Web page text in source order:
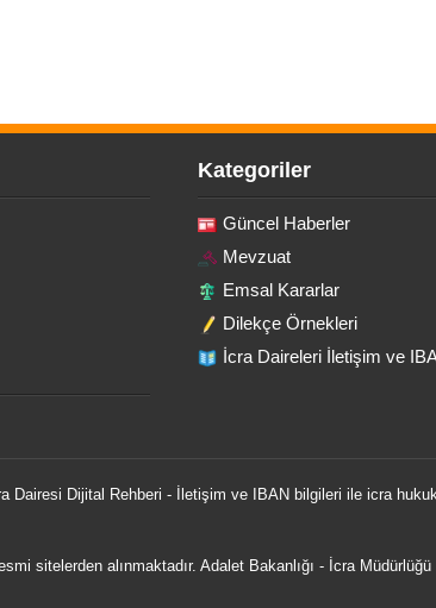
Kategoriler
Güncel Haberler
Mevzuat
Emsal Kararlar
Dilekçe Örnekleri
İcra Daireleri İletişim ve
Dairesi Dijital Rehberi - İletişim ve IBAN bilgileri ile icra
sitelerden alınmaktadır. Adalet Bakanlığı - İcra Müdürlüğü